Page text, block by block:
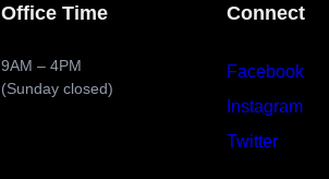
Office Time
9AM – 4PM
(Sunday closed)
Connect
Facebook
Instagram
Twitter